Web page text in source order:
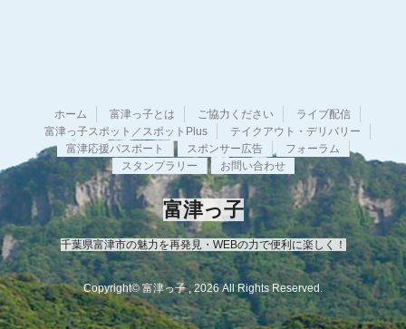
ホーム 富津っ子とは ご協力ください
ライブ配信
富津っ子スポット／スポットPlus
テイクアウト・デリバリー
富津応援パスポート
スポンサー広告
フォーラム
スタンプラリー
お問い合わせ
富津っ子
千葉県富津市の魅力を再発見・WEBの力で便利に楽しく！
Copyright© 富津っ子 , 2026 All Rights Reserved.